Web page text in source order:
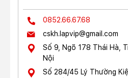
0852.66.67.68
cskh.lapvip@gmail.com
Số 9, Ngõ 178 Thái Hà,
Nội
Số 284/45 Lý Thường